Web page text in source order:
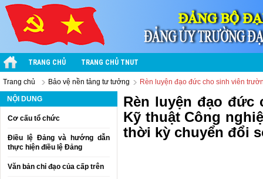
TRANG CHỦ TRANG CHỦ TNUT
Trang chủ Bảo vệ nền tảng tư tưởng Rèn luyện đạo đức cho sinh viên
NỘI DUNG
Cơ cấu tổ chức
Điều lệ Đảng và hướng dẫn
thực hiện điều lệ Đảng
Văn bản chỉ đạo của cấp trên
Rèn luyện đạo
Kỹ thuật Công
thời kỳ chuyển đổi